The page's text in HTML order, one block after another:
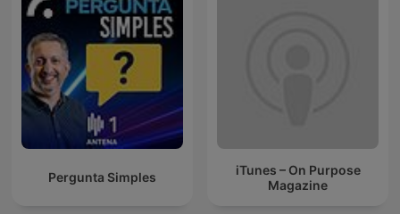
Pergunta Simples
iTunes – On Purpose
Magazine